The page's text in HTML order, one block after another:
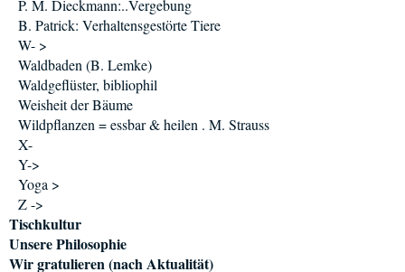
P. M. Dieckmann:..Vergebung
B. Patrick: Verhaltensgestörte Tiere
W- >
Waldbaden (B. Lemke)
Waldgeflüster, bibliophil
Weisheit der Bäume
Wildpflanzen = essbar & heilen . M. Strauss
X-
Y->
Yoga >
Z ->
Tischkultur
Unsere Philosophie
Wir gratulieren (nach Aktualität)